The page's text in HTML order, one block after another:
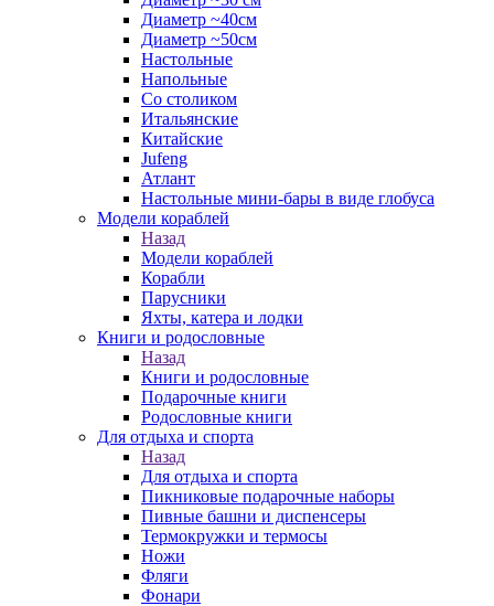
Диаметр ~40см
Диаметр ~50см
Настольные
Напольные
Со столиком
Итальянские
Китайские
Jufeng
Атлант
Настольные мини-бары в виде глобуса
Модели кораблей
Назад
Модели кораблей
Корабли
Парусники
Яхты, катера и лодки
Книги и родословные
Назад
Книги и родословные
Подарочные книги
Родословные книги
Для отдыха и спорта
Назад
Для отдыха и спорта
Пикниковые подарочные наборы
Пивные башни и диспенсеры
Термокружки и термосы
Ножи
Фляги
Фонари